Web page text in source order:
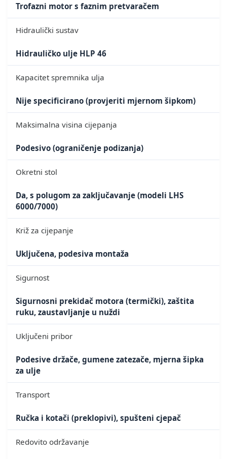
Trofazni motor s faznim pretvaračem
Hidraulički sustav
Hidrauličko ulje HLP 46
Kapacitet spremnika ulja
Nije specificirano (provjeriti mjernom šipkom)
Maksimalna visina cijepanja
Podesivo (ograničenje podizanja)
Okretni stol
Da, s polugom za zaključavanje (modeli LHS
6000/7000)
Križ za cijepanje
Uključena, podesiva montaža
Sigurnost
Sigurnosni prekidač motora (termički), zaštita
ruku, zaustavljanje u nuždi
Uključeni pribor
Podesive držače, gumene zatezače, mjerna šipka
za ulje
Transport
Ručka i kotači (preklopivi), spušteni cjepač
Redovito održavanje